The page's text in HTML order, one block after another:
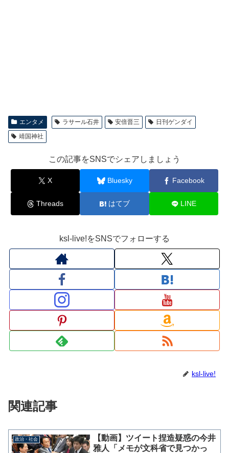
エンタメ ラサール石井 安倍晋三
日刊ゲンダイ
靖国神社
この記事をSNSでシェアしましょう
X Bluesky Facebook
Threads はてブ LINE
ksl-live!をSNSでフォローする
ksl-live!
関連記事
政治・社会
【動画】ツイート捏造疑惑の今井
雅人「メモが文科省で見つかっ